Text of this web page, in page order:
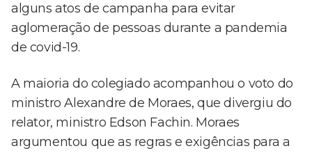
alguns atos de campanha para evitar
aglomeração de pessoas durante a pandemia
de covid-19.
A maioria do colegiado acompanhou o voto do
ministro Alexandre de Moraes, que divergiu do
relator, ministro Edson Fachin. Moraes
argumentou que as regras e exigências para a